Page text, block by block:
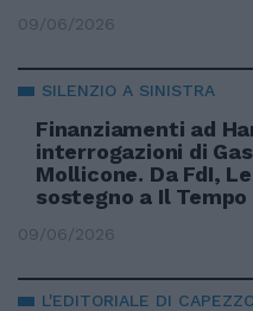
09/06/2026
SILENZIO A SINISTRA
Finanziamenti ad
interrogazioni di
Mollicone. Da FdI,
sostegno a Il Tempo
09/06/2026
L'EDITORIALE DI